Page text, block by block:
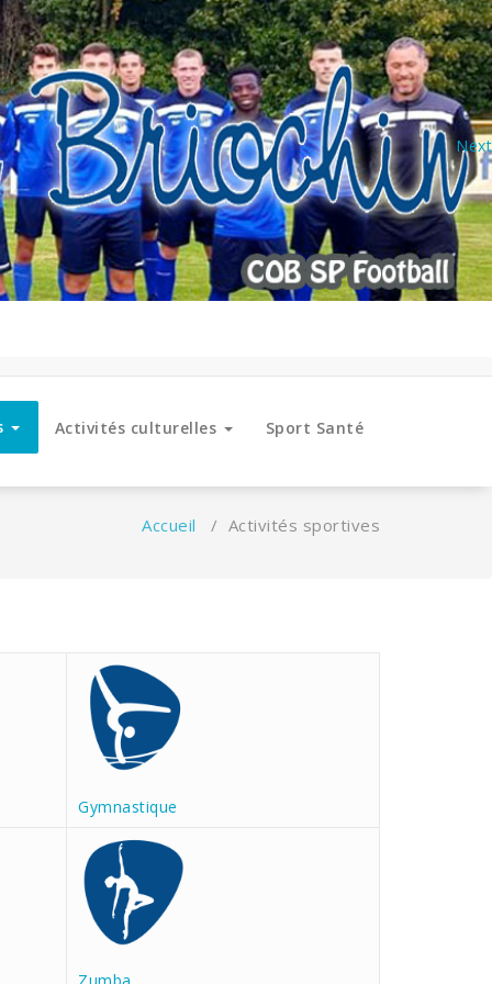
Next
Activités culturelles Sport Santé
Accueil / Activités sportives
Gymnastique